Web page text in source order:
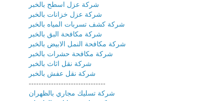
شركة عزل اسطح بالخبر
شركة عزل خزانات بالخبر
شركة كشف تسربات المياه بالخبر
شركة مكافحة البق بالخبر
شركة مكافحة النمل الابيض بالخبر
شركة مكافحة حشرات بالخبر
شركة نقل اثاث بالخبر
شركة نقل عفش بالخبر
-------------------------------
شركة تسليك مجاري بالظهران